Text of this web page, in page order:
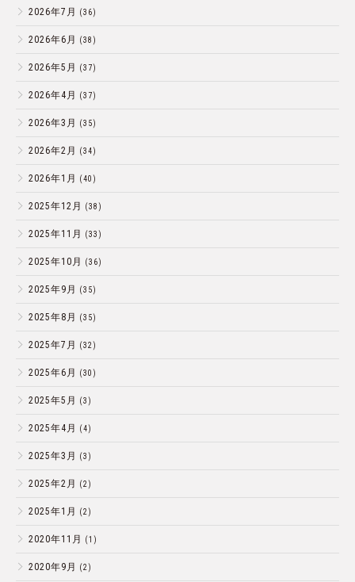
2026年7月 (36)
2026年6月 (38)
2026年5月 (37)
2026年4月 (37)
2026年3月 (35)
2026年2月 (34)
2026年1月 (40)
2025年12月 (38)
2025年11月 (33)
2025年10月 (36)
2025年9月 (35)
2025年8月 (35)
2025年7月 (32)
2025年6月 (30)
2025年5月 (3)
2025年4月 (4)
2025年3月 (3)
2025年2月 (2)
2025年1月 (2)
2020年11月 (1)
2020年9月 (2)